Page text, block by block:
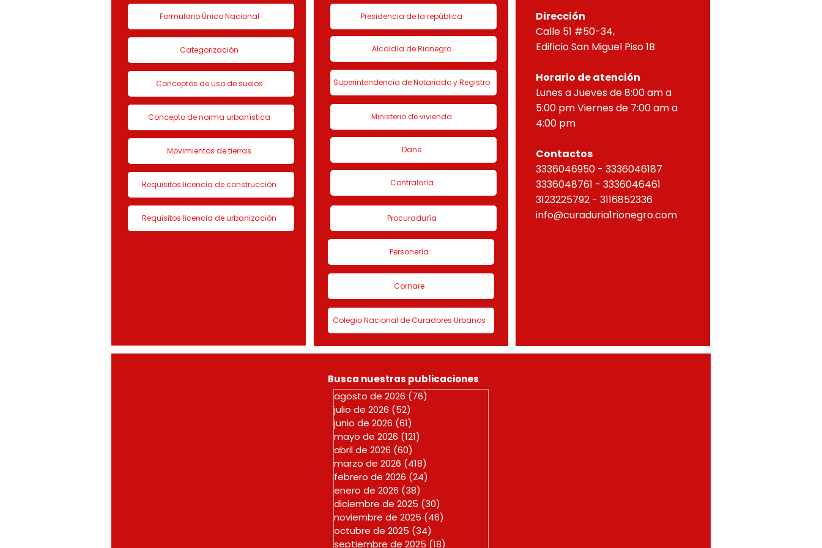
Formulario Único Nacional
Categorización
Conceptos de uso de suelos
Concepto de norma urbanística
Movimientos de tierras
Requisitos licencia de construcción
Requisitos licencia de urbanización
Presidencia de la república
Alcaldía de Rionegro
Superintendencia de Notariado y Registro
Ministerio de vivienda
Dane
Contraloría
Procuraduría
Personería
Cornare
Colegio Nacional de Curadores Urbanos
Dirección
Calle 51 #50-34,
Edificio San Miguel Piso 1B
Horario de atención
Lunes a Jueves de 8:00 am a
5:00 pm Viernes de 7:00 am a
4:00 pm
Contactos
3336046950 - 3336046187
3336048761 - 3336046461
3123225792 - 3116852336
info@curaduria1rionegro.com
Busca nuestras publicaciones
agosto de 2026 (76)
julio de 2026 (52)
junio de 2026 (61)
mayo de 2026 (121)
abril de 2026 (60)
marzo de 2026 (418)
febrero de 2026 (24)
enero de 2026 (38)
diciembre de 2025 (30)
noviembre de 2025 (46)
octubre de 2025 (34)
septiembre de 2025 (18)